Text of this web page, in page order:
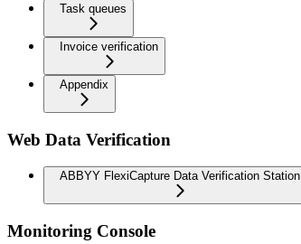
Task queues
Invoice verification
Appendix
Web Data Verification
ABBYY FlexiCapture Data Verification Station
Monitoring Console